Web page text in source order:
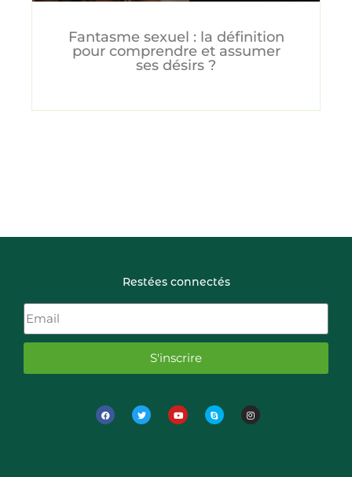
Fantasme sexuel : la définition
pour comprendre et assumer
ses désirs ?
Restées connectés
S'inscrire